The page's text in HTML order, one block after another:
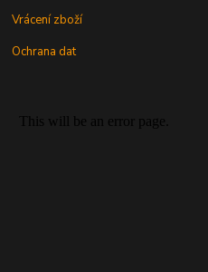
Vrácení zboží
Ochrana dat